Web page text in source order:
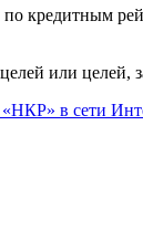
кредитным
или целей,
в сети